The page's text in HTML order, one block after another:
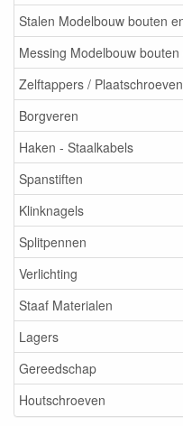
Stalen Modelbouw bouten
Messing Modelbouw
Zelftappers / Plaatschroeven
Borgveren
Haken - Staalkabels
Spanstiften
Klinknagels
Splitpennen
Verlichting
Staaf Materialen
Lagers
Gereedschap
Houtschroeven